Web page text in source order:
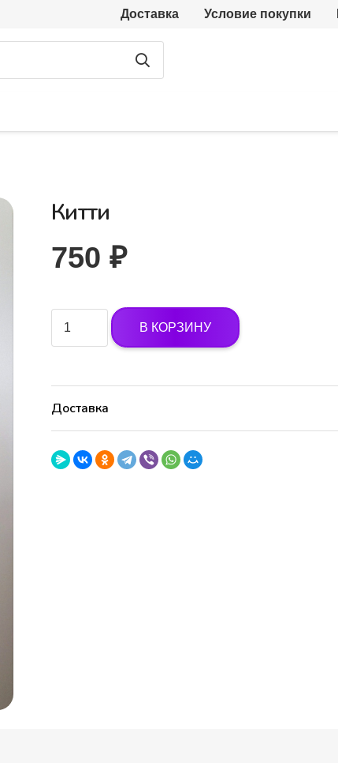
Доставка Условие покупки
Китти
750₽
Количество
товара
В КОРЗИНУ
Доставка